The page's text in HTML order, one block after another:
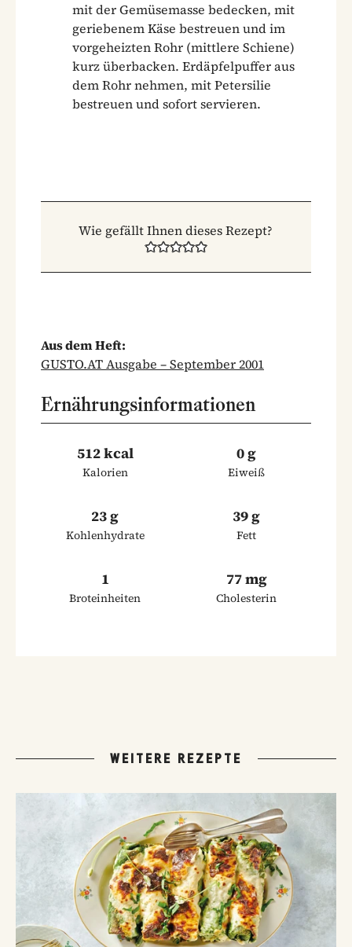
mit der Gemüsemasse bedecken, mit
geriebenem Käse bestreuen und im
vorgeheizten Rohr (mittlere Schiene)
kurz überbacken. Erdäpfelpuffer aus
dem Rohr nehmen, mit Petersilie
bestreuen und sofort servieren.
Wie gefällt Ihnen dieses Rezept?
Aus dem Heft:
GUSTO.AT Ausgabe – September 2001
Ernährungsinformationen
512 kcal
Kalorien
0 g
Eiweiß
23 g
Kohlenhydrate
39 g
Fett
1
Broteinheiten
77 mg
Cholesterin
WEITERE REZEPTE